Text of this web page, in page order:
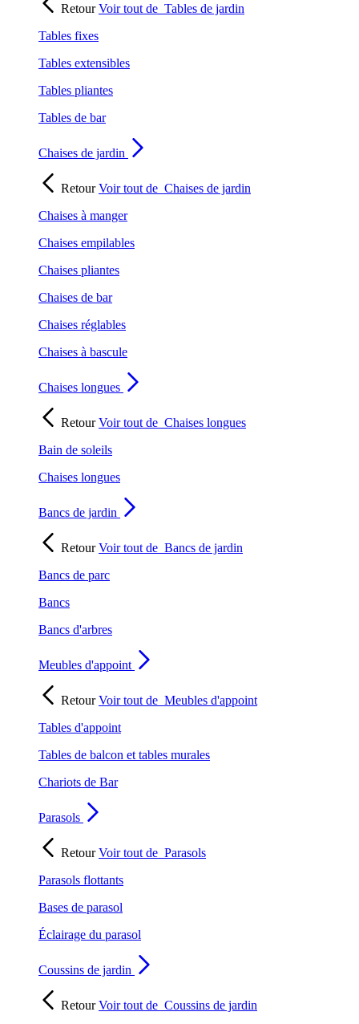
RetourVoir tout de Tables de jardin
Tables fixes
Tables extensibles
Tables pliantes
Tables de bar
Chaises de jardin
RetourVoir tout de Chaises de jardin
Chaises à manger
Chaises empilables
Chaises pliantes
Chaises de bar
Chaises réglables
Chaises à bascule
Chaises longues
RetourVoir tout de Chaises longues
Bain de soleils
Chaises longues
Bancs de jardin
RetourVoir tout de Bancs de jardin
Bancs de parc
Bancs
Bancs d'arbres
Meubles d'appoint
RetourVoir tout de Meubles d'appoint
Tables d'appoint
Tables de balcon et tables murales
Chariots de Bar
Parasols
RetourVoir tout de Parasols
Parasols flottants
Bases de parasol
Éclairage du parasol
Coussins de jardin
RetourVoir tout de Coussins de jardin